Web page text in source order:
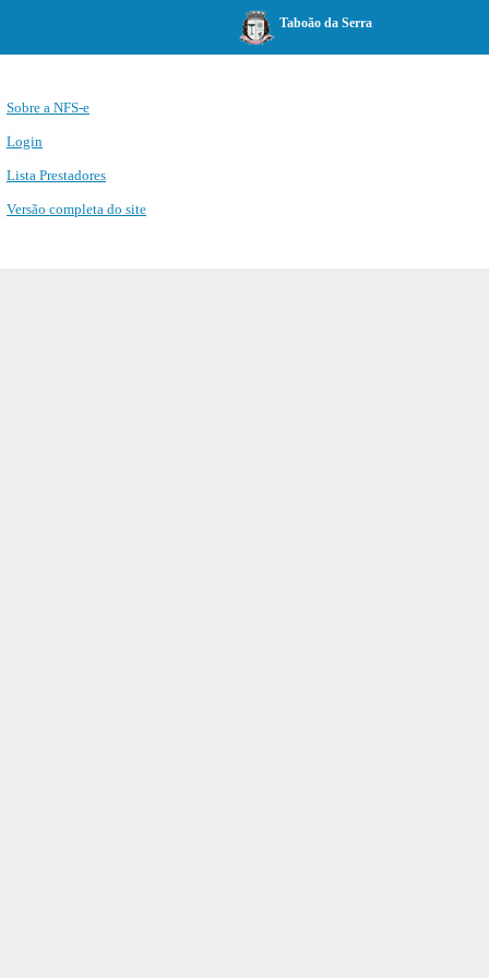
Taboão da Serra
Sobre a NFS-e
Login
Lista Prestadores
Versão completa do site